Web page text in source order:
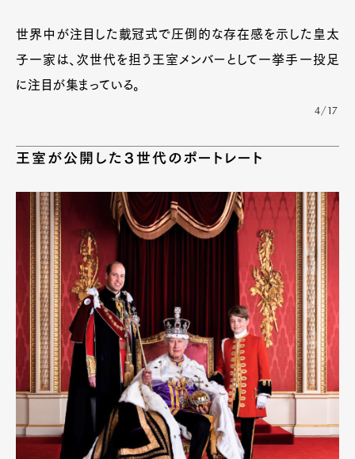
世界中が注目した戴冠式で圧倒的な存在感を示した皇太
子一家は、次世代を担う王室メンバーとして一挙手一投足
に注目が集まっている。
4/17
王室が公開した３世代のポートレート